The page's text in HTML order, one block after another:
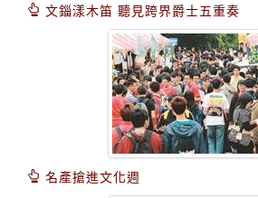
文錙漾木笛 聽見跨界爵士五重奏
名產搶進文化週